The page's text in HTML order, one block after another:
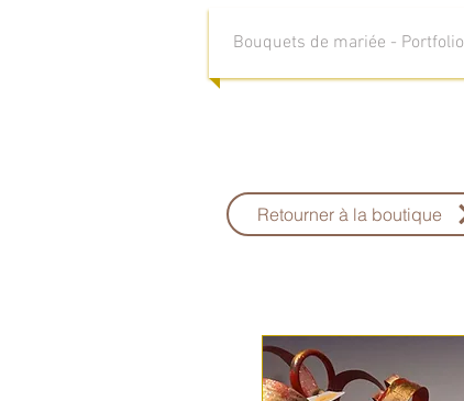
Bouquets de mariée - Portfolio
Retourner à la boutique